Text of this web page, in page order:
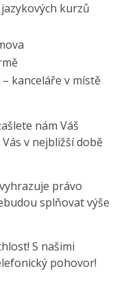
kurzů
– kanceláře v místě
nám Váš
v nejbližší době
vyhrazuje právo
splňovat výše
S našimi
pohovor!